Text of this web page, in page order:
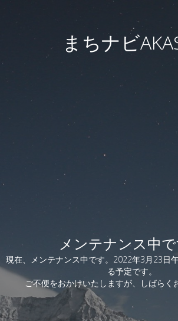
まちナビ
メンテナンス中で
現在、メンテナンス中です。2022年3月23日
る予定です。
ご不便をおかけいたしますが、しばらく